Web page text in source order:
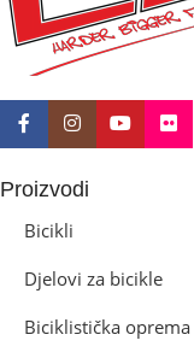
Proizvodi
Bicikli
Djelovi za bicikle
Biciklistička oprema